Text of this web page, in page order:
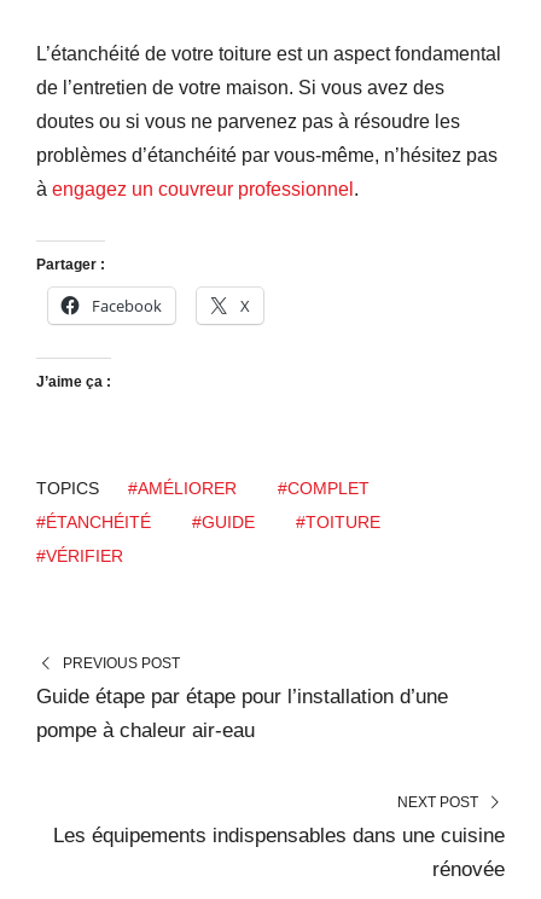
L’étanchéité de votre toiture est un aspect fondamental
de l’entretien de votre maison. Si vous avez des
doutes ou si vous ne parvenez pas à résoudre les
problèmes d’étanchéité par vous-même, n’hésitez pas
à engagez un couvreur professionnel .
Partager :
Facebook X
J’aime ça :
TOPICS #AMÉLIORER
#COMPLET
#ÉTANCHÉITÉ
#GUIDE
#TOITURE
#VÉRIFIER
PREVIOUS POST
Guide étape par étape pour l’installation d’une
pompe à chaleur air-eau
NEXT POST
Les équipements indispensables dans une cuisine
rénovée